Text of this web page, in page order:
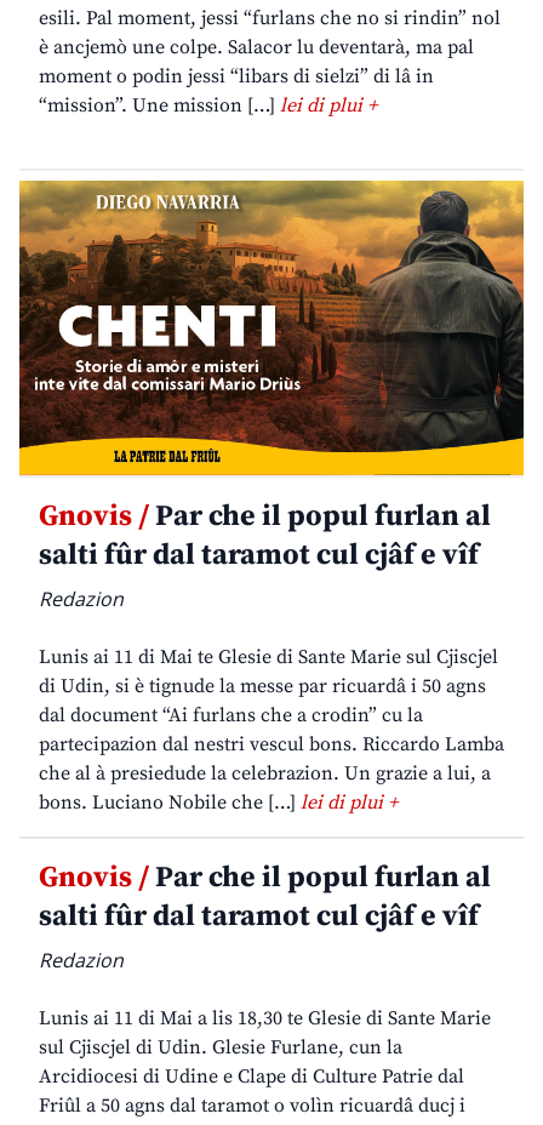
esili. Pal moment, jessi “furlans che no si rindin” nol
è ancjemò une colpe. Salacor lu deventarà, ma pal
moment o podin jessi “libars di sielzi” di lâ in
“mission”. Une mission […] lei di plui +
Gnovis /Par che il popul furlan al
salti fûr dal taramot cul cjâf e vîf
Redazion
Lunis ai 11 di Mai te Glesie di Sante Marie sul Cjiscjel
di Udin, si è tignude la messe par ricuardâ i 50 agns
dal document “Ai furlans che a crodin” cu la
partecipazion dal nestri vescul bons. Riccardo Lamba
che al à presiedude la celebrazion. Un grazie a lui, a
bons. Luciano Nobile che […] lei di plui +
Gnovis /Par che il popul furlan al
salti fûr dal taramot cul cjâf e vîf
Redazion
Lunis ai 11 di Mai a lis 18,30 te Glesie di Sante Marie
sul Cjiscjel di Udin. Glesie Furlane, cun la
Arcidiocesi di Udine e Clape di Culture Patrie dal
Friûl a 50 agns dal taramot o volìn ricuardâ ducj i